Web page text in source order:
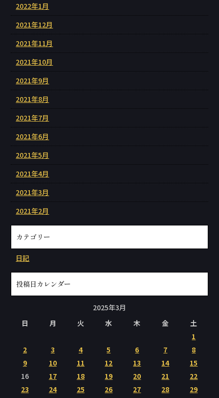
2022年1月
2021年12月
2021年11月
2021年10月
2021年9月
2021年8月
2021年7月
2021年6月
2021年5月
2021年4月
2021年3月
2021年2月
カテゴリー
日記
投稿日カレンダー
2025年3月
日
月 火 水 木 金
土
1
2
3 4 5 6 7
8
9
10 11 12 13 14
15
16
17 18 19 20 21
22
23
24 25 26 27 28
29